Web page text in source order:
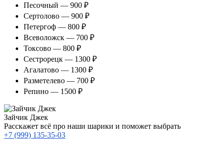
Песочный — 900 ₽
Сертолово — 900 ₽
Петергоф — 800 ₽
Всеволожск — 700 ₽
Токсово — 800 ₽
Сестрорецк — 1300 ₽
Агалатово — 1300 ₽
Разметелево — 700 ₽
Репино — 1500 ₽
Зайчик Джек
Расскажет всё про наши шарики и поможет выбрать
+7 (999) 135-35-03